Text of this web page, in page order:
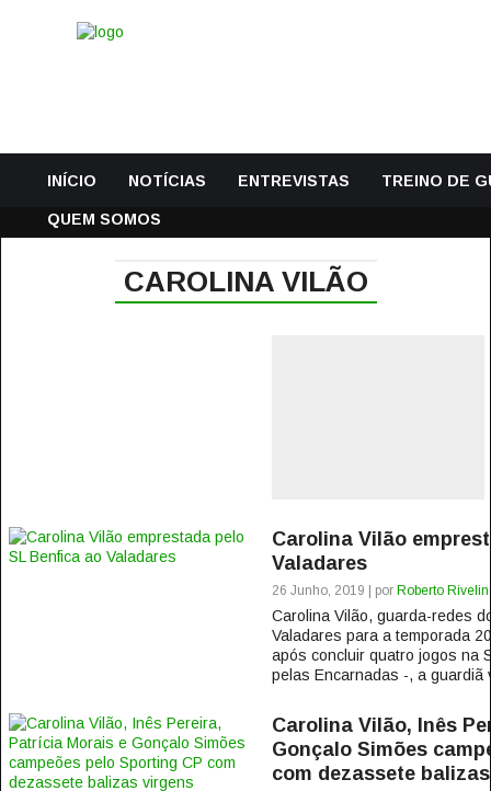
INÍCIO NOTÍCIAS ENTREVISTAS TREINO DE
QUEM SOMOS
CAROLINA VILÃO
Carolina Vilão
Valadares
26 Junho, 2019 | por Roberto
Carolina Vilão, guarda-redes
Valadares para a temporada
após concluir quatro jogos na
pelas Encarnadas -, a guardiã
Carolina Vilão, Inês
Gonçalo Simões
com dezassete